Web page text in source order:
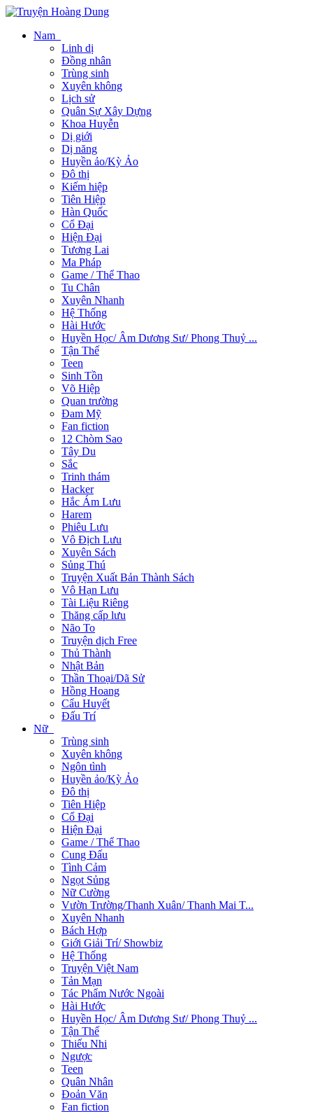
Nam
Linh dị
Đồng nhân
Trùng sinh
Xuyên không
Lịch sử
Quân Sự Xây Dựng
Khoa Huyễn
Dị giới
Dị năng
Huyền ảo/Kỳ Ảo
Đô thị
Kiếm hiệp
Tiên Hiệp
Hàn Quốc
Cổ Đại
Hiện Đại
Tương Lai
Ma Pháp
Game / Thể Thao
Tu Chân
Xuyên Nhanh
Hệ Thống
Hài Hước
Huyền Học/ Âm Dương Sư/ Phong Thuỷ ...
Tận Thế
Teen
Sinh Tồn
Võ Hiệp
Quan trường
Đam Mỹ
Fan fiction
12 Chòm Sao
Tây Du
Sắc
Trinh thám
Hacker
Hắc Ám Lưu
Harem
Phiêu Lưu
Vô Địch Lưu
Xuyên Sách
Sủng Thú
Truyện Xuất Bản Thành Sách
Vô Hạn Lưu
Tài Liệu Riêng
Thăng cấp lưu
Não To
Truyện dịch Free
Thủ Thành
Nhật Bản
Thần Thoại/Dã Sử
Hồng Hoang
Cẩu Huyết
Đấu Trí
Nữ
Trùng sinh
Xuyên không
Ngôn tình
Huyền ảo/Kỳ Ảo
Đô thị
Tiên Hiệp
Cổ Đại
Hiện Đại
Game / Thể Thao
Cung Đấu
Tình Cảm
Ngọt Sủng
Nữ Cường
Vườn Trường/Thanh Xuân/ Thanh Mai T...
Xuyên Nhanh
Bách Hợp
Giới Giải Trí/ Showbiz
Hệ Thống
Truyện Việt Nam
Tản Mạn
Tác Phẩm Nước Ngoài
Hài Hước
Huyền Học/ Âm Dương Sư/ Phong Thuỷ ...
Tận Thế
Thiếu Nhi
Ngược
Teen
Quân Nhân
Đoản Văn
Fan fiction